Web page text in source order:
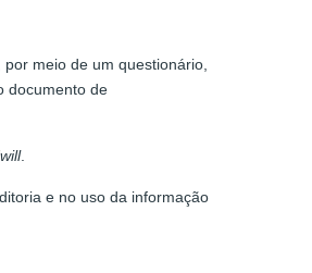
meio de um questionário,
documento de
.
e no uso da informação